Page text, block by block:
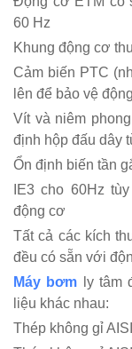
60 Hz
Khung động cơ
Cảm biến PTC
lên để bảo vệ
Vít và niêm
định hộp đấu dây
Ổn định biến tần
IE3 cho 60Hz
động cơ
Tất cả các kích
đều có sẵn với
Máy bơm ly tâm
liệu khác nhau:
Thép không gỉ